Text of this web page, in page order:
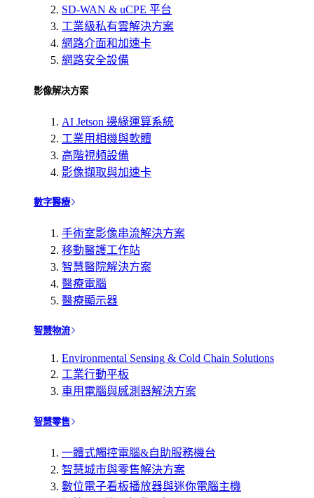
SD-WAN & uCPE 平台
工業級私有雲解決方案
網路介面和加速卡
網路安全設備
影像解决方案
AI Jetson 邊緣運算系統
工業用相機與軟體
高階視頻設備
影像擷取與加速卡
數字醫療
手術室影像串流解決方案
移動醫護工作站
智慧醫院解決方案
醫療電腦
醫療顯示器
智慧物流
Environmental Sensing & Cold Chain Solutions
工業行動平板
車用電腦與感測器解決方案
智慧零售
一體式觸控電腦&自助服務機台
智慧城市與零售解決方案
數位電子看板播放器與迷你電腦主機